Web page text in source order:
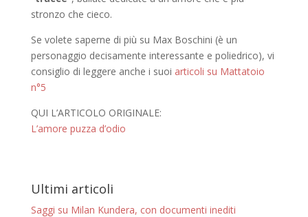
stronzo che cieco.
Se volete saperne di più su Max Boschini (è un
personaggio decisamente interessante e poliedrico), vi
consiglio di leggere anche i suoi articoli su Mattatoio
n°5
QUI L’ARTICOLO ORIGINALE:
L’amore puzza d’odio
Ultimi articoli
Saggi su Milan Kundera, con documenti inediti